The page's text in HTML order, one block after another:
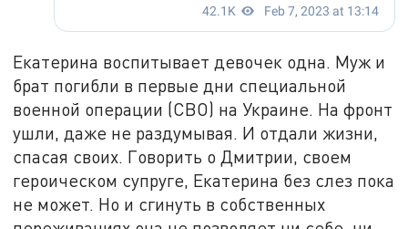
Екатерина воспитывает девочек одна. Муж и
брат погибли в первые дни специальной
военной операции (СВО) на Украине. На фронт
ушли, даже не раздумывая. И отдали жизни,
спасая своих. Говорить о Дмитрии, своем
героическом супруге, Екатерина без слез пока
не может. Но и сгинуть в собственных